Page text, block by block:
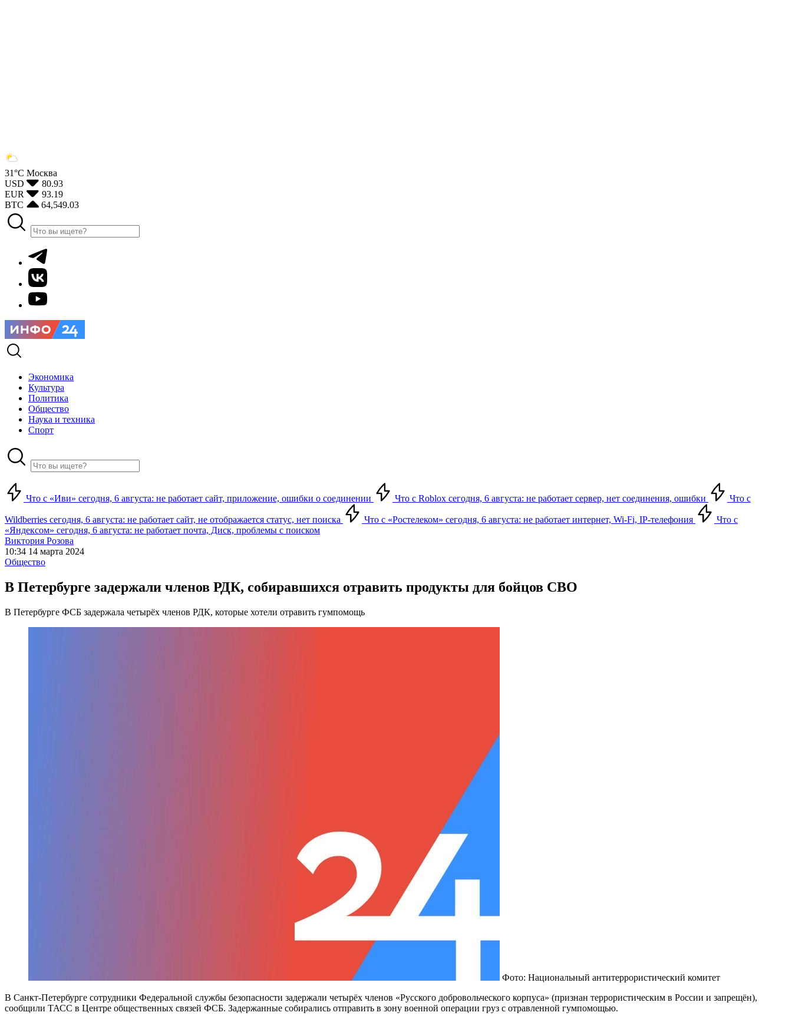
31°С Москва
USD
80.93
EUR
93.19
BTC
64,549.03
Экономика
Культура
Политика
Общество
Наука и техника
Спорт
Что с «Иви» сегодня, 6 августа: не работает сайт, приложение, ошибки о соединении Что с Roblox сегодня, 6 августа: не работает сервер, нет соединения, ошибки Что с
Wildberries сегодня, 6 августа: не работает сайт, не отображается статус, нет поиска Что с «Ростелеком» сегодня, 6 августа: не работает интернет, Wi-Fi, IP-телефония
Что с
«Яндексом» сегодня, 6 августа: не работает почта, Диск, проблемы с поиском
Виктория Розова
10:34 14 марта 2024
Общество
В Петербурге задержали членов РДК, собиравшихся отравить продукты для бойцов СВО
В Петербурге ФСБ задержала четырёх членов РДК, которые хотели отравить гумпомощь
Фото: Национальный антитеррористический комитет
В Санкт-Петербурге сотрудники Федеральной службы безопасности задержали четырёх членов «Русского добровольческого корпуса» (признан террористическим в России и запрещён),
сообщили ТАСС в Центре общественных связей ФСБ. Задержанные собирались отправить в зону военной операции груз с отравленной гумпомощью.